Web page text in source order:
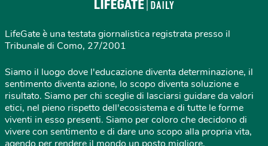
LifeGate è una testata giornalistica registrata presso il
Tribunale di Como, 27/2001
Siamo il luogo dove l'educazione diventa determinazione, il
sentimento diventa azione, lo scopo diventa soluzione e
risultato. Siamo per chi sceglie di lasciarsi guidare da valori
etici, nel pieno rispetto dell'ecosistema e di tutte le forme
viventi in esso presenti. Siamo per coloro che decidono di
vivere con sentimento e di dare uno scopo alla propria vita,